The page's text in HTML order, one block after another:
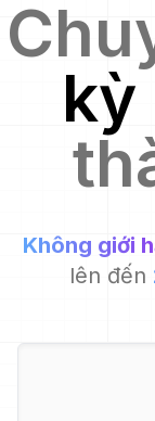
kỳ
Không giới
lên đến